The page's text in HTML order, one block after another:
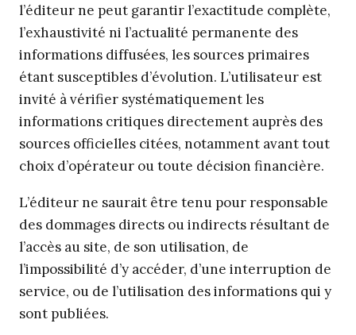
l’éditeur ne peut garantir l’exactitude complète,
l’exhaustivité ni l’actualité permanente des
informations diffusées, les sources primaires
étant susceptibles d’évolution. L’utilisateur est
invité à vérifier systématiquement les
informations critiques directement auprès des
sources officielles citées, notamment avant tout
choix d’opérateur ou toute décision financière.
L’éditeur ne saurait être tenu pour responsable
des dommages directs ou indirects résultant de
l’accès au site, de son utilisation, de
l’impossibilité d’y accéder, d’une interruption de
service, ou de l’utilisation des informations qui y
sont publiées.